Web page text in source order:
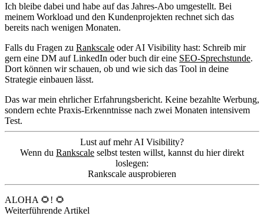
Ich bleibe dabei und habe auf das Jahres-Abo umgestellt. Bei
meinem Workload und den Kundenprojekten rechnet sich das
bereits nach wenigen Monaten.
Falls du Fragen zu Rankscale oder AI Visibility hast: Schreib mir
gern eine DM auf LinkedIn oder buch dir eine SEO-Sprechstunde.
Dort können wir schauen, ob und wie sich das Tool in deine
Strategie einbauen lässt.
Das war mein ehrlicher Erfahrungsbericht. Keine bezahlte Werbung,
sondern echte Praxis-Erkenntnisse nach zwei Monaten intensivem
Test.
Lust auf mehr AI Visibility?
Wenn du Rankscale selbst testen willst, kannst du hier direkt
loslegen:
Rankscale ausprobieren
ALOHA 🌻! 🌻
Weiterführende Artikel